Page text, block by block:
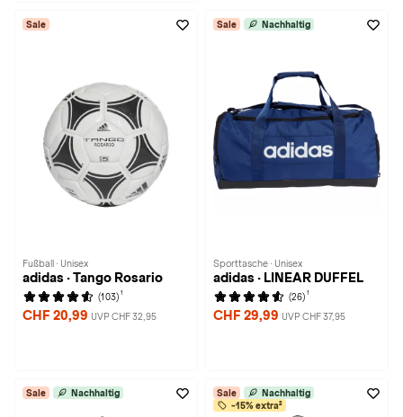
Sale
Fußball · Unisex
adidas · Tango Rosario
(103) 1
CHF 20,99 UVP CHF 32,95
Sale Nachhaltig
Sporttasche · Unisex
adidas · LINEAR DUFFEL
(26) 1
CHF 29,99 UVP CHF 37,95
Sale Nachhaltig Sale
Nachhaltig
-15% extra²